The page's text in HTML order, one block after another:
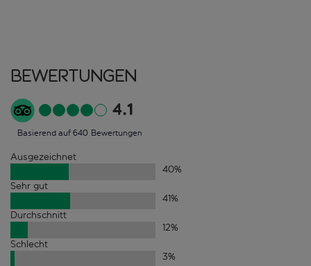
Bewertungen
4.1
Basierend auf 640 Bewertungen
Ausgezeichnet
40%
Sehr gut
41%
Durchschnitt
12%
Schlecht
3%